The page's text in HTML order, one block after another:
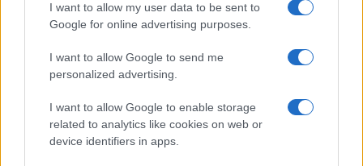
I want to allow my user data to be sent to
Google for online advertising purposes.
I want to allow Google to send me
personalized advertising.
I want to allow Google to enable storage
related to analytics like cookies on web or
device identifiers in apps.